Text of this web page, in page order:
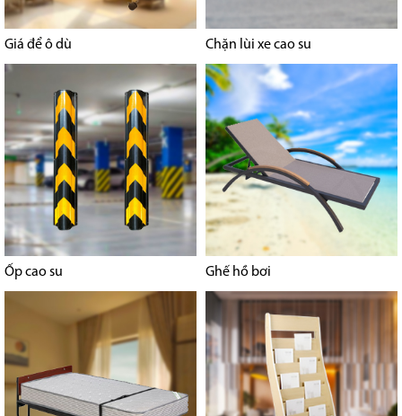
Giá để ô dù Chặn lùi xe cao su
Ốp cao su Ghế hồ bơi